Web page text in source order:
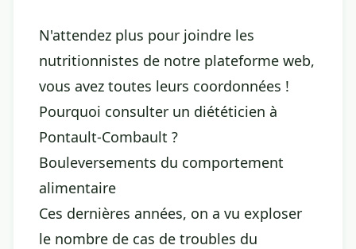
N'attendez plus pour joindre les
nutritionnistes de notre plateforme web,
vous avez toutes leurs coordonnées !
Pourquoi consulter un diététicien à
Pontault-Combault ?
Bouleversements du comportement
alimentaire
Ces dernières années, on a vu exploser
le nombre de cas de troubles du